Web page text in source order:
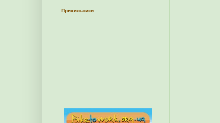
Прихильники